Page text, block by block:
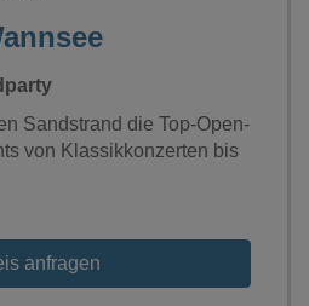
Sandstrand die Top-Open-
von Klassikkonzerten bis
anfragen